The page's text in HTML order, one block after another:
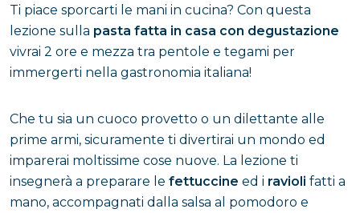
Ti piace sporcarti le mani in cucina? Con questa
lezione sulla pasta fatta in casa con degustazione
vivrai 2 ore e mezza tra pentole e tegami per
immergerti nella gastronomia italiana!
Che tu sia un cuoco provetto o un dilettante alle
prime armi, sicuramente ti divertirai un mondo ed
imparerai moltissime cose nuove. La lezione ti
insegnerà a preparare le fettuccine ed i ravioli fatti a
mano, accompagnati dalla salsa al pomodoro e